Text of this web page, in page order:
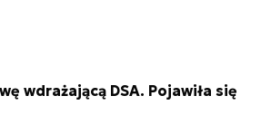
wdrażającą DSA. Pojawiła się